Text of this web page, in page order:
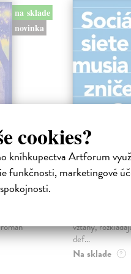
cookies?
kníhkupectva Artforum
funkčnosti, marketingové
na sklade
novinka
Sociálne
byť
vzťahy,
def...
Na sklade ?